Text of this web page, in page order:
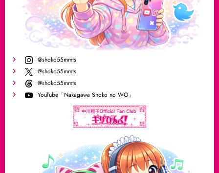
@shoko55mmts
@shoko55mmts
@shoko55mmts
YouTube「Nakagawa Shoko no WO」